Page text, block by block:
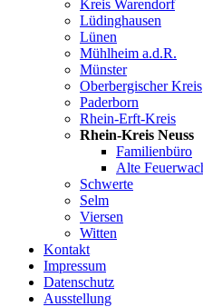
Kreis Warendorf
Lüdinghausen
Lünen
Mühlheim a.d.R.
Münster
Oberbergischer Kreis
Paderborn
Rhein-Erft-Kreis
Rhein-Kreis Neuss
Familienbüro
Alte
Schwerte
Selm
Viersen
Witten
Kontakt
Impressum
Datenschutz
Ausstellung